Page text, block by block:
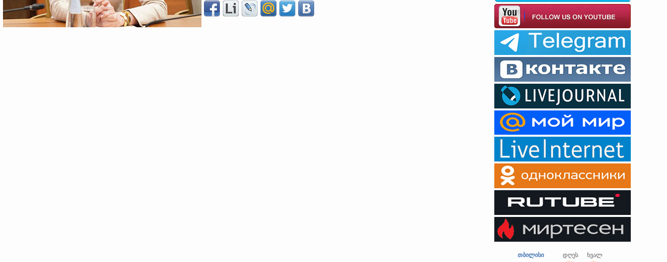
თბილისი დღეს
ხვალ